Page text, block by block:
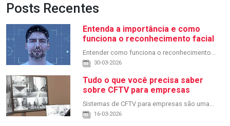
Posts Recentes
Entenda a importância e como
funciona o reconhecimento facial
Entender como funciona o reconhecimento...
30-03-2026
Tudo o que você precisa saber
sobre CFTV para empresas
Sistemas de CFTV para empresas são uma...
16-03-2026